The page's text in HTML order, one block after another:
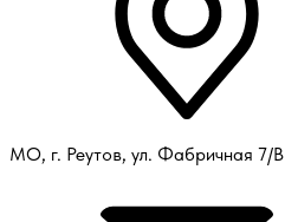
МО, г. Реутов, ул. Фабричная 7/В